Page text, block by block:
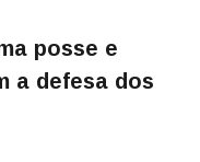
posse e
a defesa dos